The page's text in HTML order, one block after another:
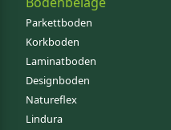
Parkettboden
Korkboden
Laminatboden
Designboden
Natureflex
Lindura